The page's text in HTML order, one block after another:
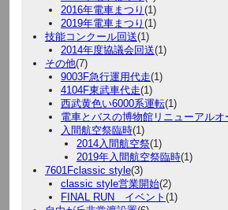
2016年電車まつり (1)
2019年電車まつり (1)
技能コンクール回送(1)
2014年度協議会回送(1)
その他(7)
9003F急行運用代走(1)
4104F東武車代走(1)
西武黄色い6000系運転(1)
電車とバスの博物館リニューアルオ
入間航空祭臨時(1)
2014入間航空祭(1)
2019年入間航空祭臨時(1)
7601Fclassic style(3)
classic style営業開始(2)
FINAL RUN イベント (1)